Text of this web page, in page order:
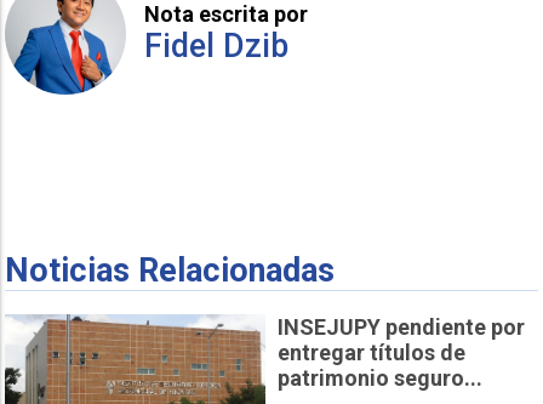
Nota escrita por
Fidel Dzib
Noticias Relacionadas
INSEJUPY pendiente por
entregar títulos de
patrimonio seguro...